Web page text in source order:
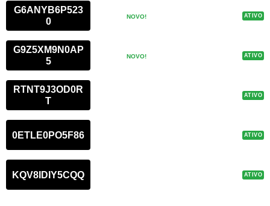
G6ANYB6P523
0
NOVO! ATIVO
G9Z5XM9N0AP
5
NOVO! ATIVO
RTNT9J3OD0R
T
ATIVO
0ETLE0PO5F86 ATIVO
KQV8IDIY5CQQ ATIVO